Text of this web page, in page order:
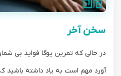
سخن آخر
در حالی که تمرین یوگا فواید بی
آورد مهم است به یاد داشته باشید